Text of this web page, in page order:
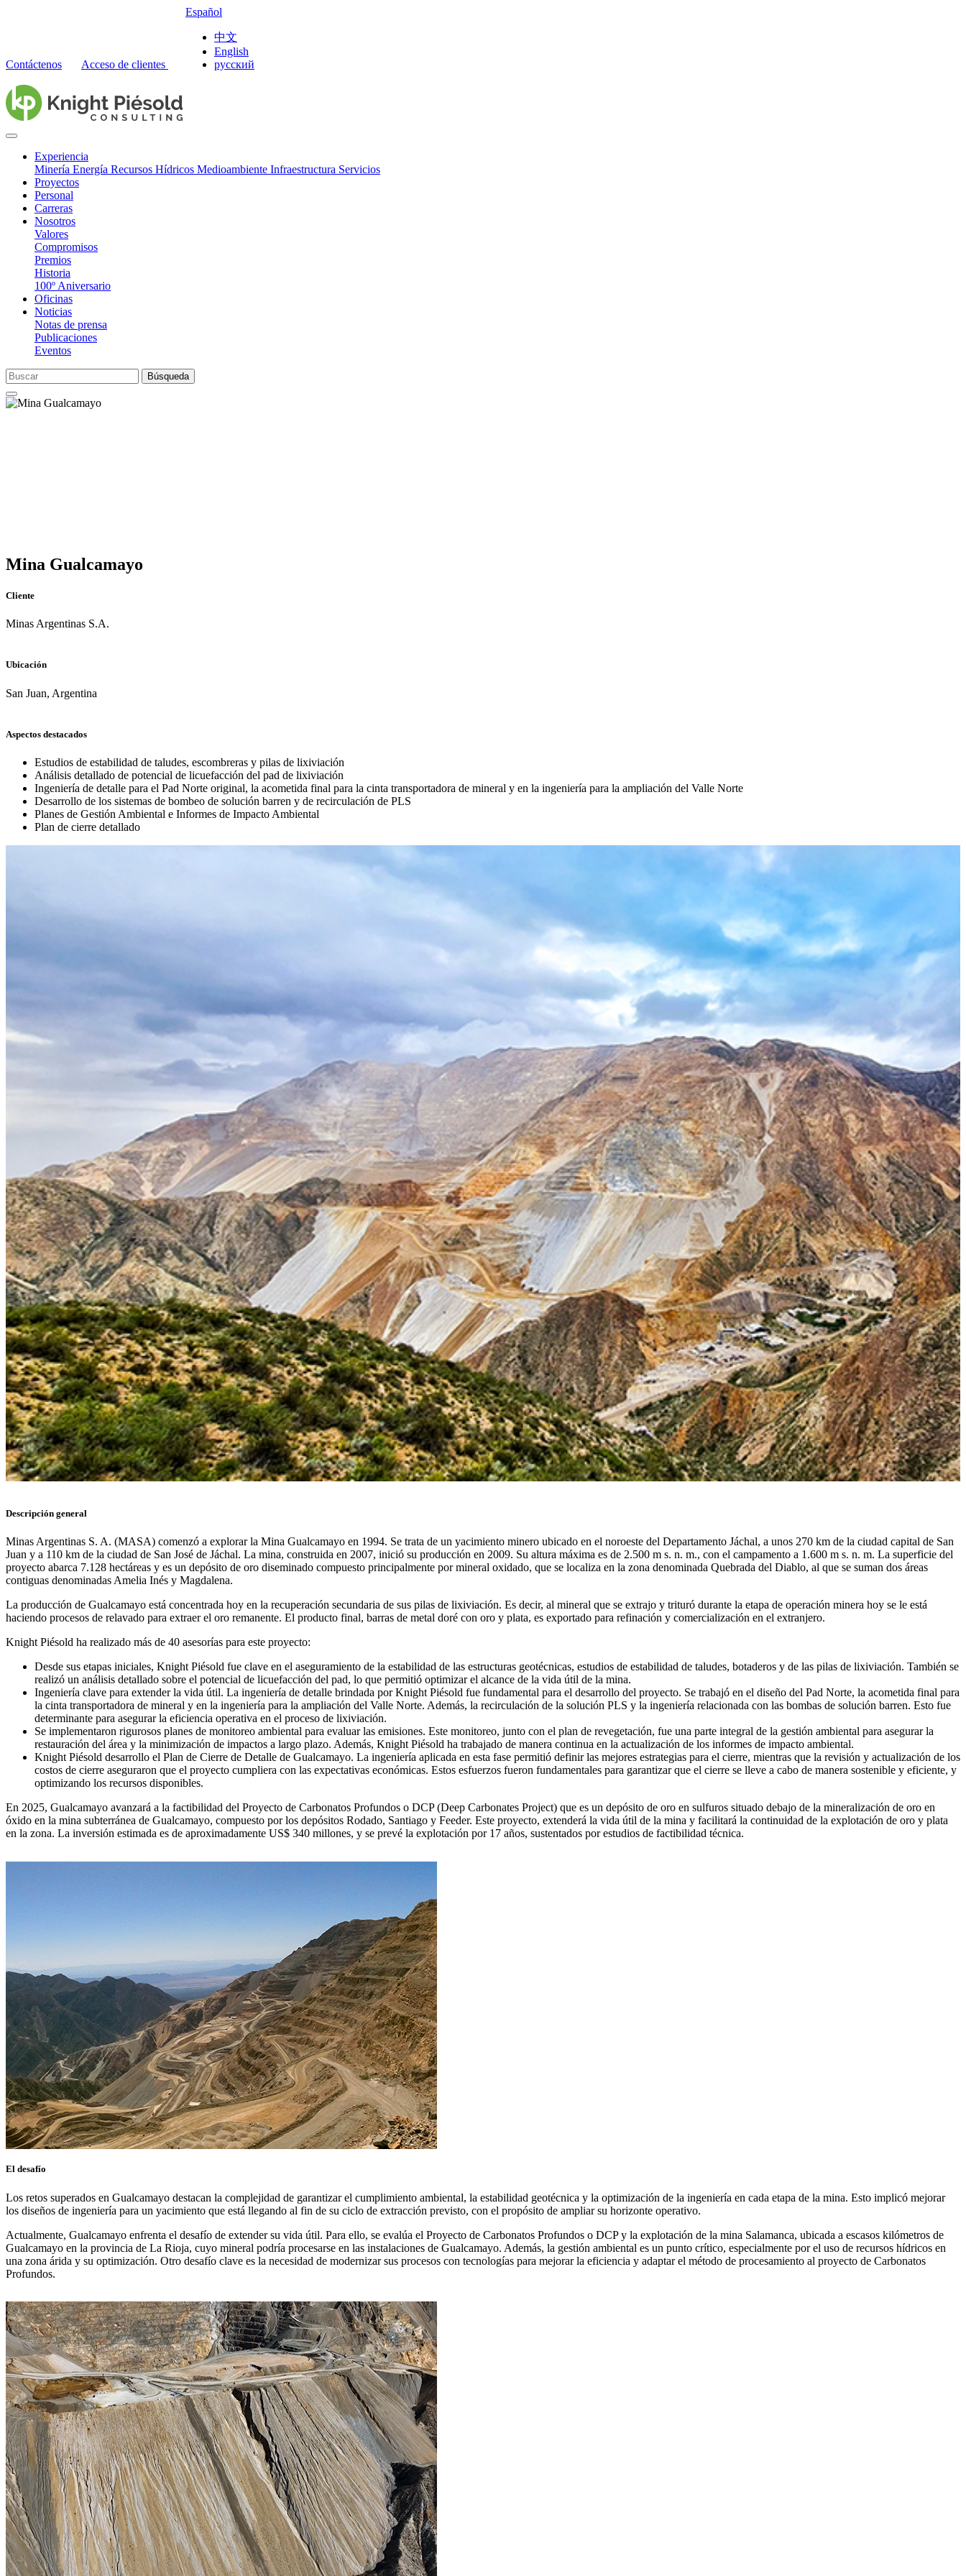
Contáctenos Acceso de clientes
Español
中文
English
русский
Experiencia
Minería Energía Recursos Hídricos Medioambiente Infraestructura Servicios
Proyectos
Personal
Carreras
Nosotros
Valores
Compromisos
Premios
Historia
100º Aniversario
Oficinas
Noticias
Notas de prensa
Publicaciones
Eventos
Búsqueda
Mina Gualcamayo
Cliente
Minas Argentinas S.A.
Ubicación
San Juan, Argentina
Aspectos destacados
Estudios de estabilidad de taludes, escombreras y pilas de lixiviación
Análisis detallado de potencial de licuefacción del pad de lixiviación
Ingeniería de detalle para el Pad Norte original, la acometida final para la cinta transportadora de mineral y en la ingeniería para la ampliación del Valle Norte
Desarrollo de los sistemas de bombeo de solución barren y de recirculación de PLS
Planes de Gestión Ambiental e Informes de Impacto Ambiental
Plan de cierre detallado
Descripción general
Minas Argentinas S. A. (MASA) comenzó a explorar la Mina Gualcamayo en 1994. Se trata de un yacimiento minero ubicado en el noroeste del Departamento Jáchal, a unos 270 km de la ciudad capital de San
Juan y a 110 km de la ciudad de San José de Jáchal. La mina, construida en 2007, inició su producción en 2009. Su altura máxima es de 2.500 m s. n. m., con el campamento a 1.600 m s. n. m. La superficie del
proyecto abarca 7.128 hectáreas y es un depósito de oro diseminado compuesto principalmente por mineral oxidado, que se localiza en la zona denominada Quebrada del Diablo, al que se suman dos áreas
contiguas denominadas Amelia Inés y Magdalena.
La producción de Gualcamayo está concentrada hoy en la recuperación secundaria de sus pilas de lixiviación. Es decir, al mineral que se extrajo y trituró durante la etapa de operación minera hoy se le está
haciendo procesos de relavado para extraer el oro remanente. El producto final, barras de metal doré con oro y plata, es exportado para refinación y comercialización en el extranjero.
Knight Piésold ha realizado más de 40 asesorías para este proyecto:
Desde sus etapas iniciales, Knight Piésold fue clave en el aseguramiento de la estabilidad de las estructuras geotécnicas, estudios de estabilidad de taludes, botaderos y de las pilas de lixiviación. También se
realizó un análisis detallado sobre el potencial de licuefacción del pad, lo que permitió optimizar el alcance de la vida útil de la mina.
Ingeniería clave para extender la vida útil. La ingeniería de detalle brindada por Knight Piésold fue fundamental para el desarrollo del proyecto. Se trabajó en el diseño del Pad Norte, la acometida final para
la cinta transportadora de mineral y en la ingeniería para la ampliación del Valle Norte. Además, la recirculación de la solución PLS y la ingeniería relacionada con las bombas de solución barren. Esto fue
determinante para asegurar la eficiencia operativa en el proceso de lixiviación.
Se implementaron rigurosos planes de monitoreo ambiental para evaluar las emisiones. Este monitoreo, junto con el plan de revegetación, fue una parte integral de la gestión ambiental para asegurar la
restauración del área y la minimización de impactos a largo plazo. Además, Knight Piésold ha trabajado de manera continua en la actualización de los informes de impacto ambiental.
Knight Piésold desarrollo el Plan de Cierre de Detalle de Gualcamayo. La ingeniería aplicada en esta fase permitió definir las mejores estrategias para el cierre, mientras que la revisión y actualización de los
costos de cierre aseguraron que el proyecto cumpliera con las expectativas económicas. Estos esfuerzos fueron fundamentales para garantizar que el cierre se lleve a cabo de manera sostenible y eficiente, y
optimizando los recursos disponibles.
En 2025, Gualcamayo avanzará a la factibilidad del Proyecto de Carbonatos Profundos o DCP (Deep Carbonates Project) que es un depósito de oro en sulfuros situado debajo de la mineralización de oro en
óxido en la mina subterránea de Gualcamayo, compuesto por los depósitos Rodado, Santiago y Feeder. Este proyecto, extenderá la vida útil de la mina y facilitará la continuidad de la explotación de oro y plata
en la zona. La inversión estimada es de aproximadamente US$ 340 millones, y se prevé la explotación por 17 años, sustentados por estudios de factibilidad técnica.
El desafío
Los retos superados en Gualcamayo destacan la complejidad de garantizar el cumplimiento ambiental, la estabilidad geotécnica y la optimización de la ingeniería en cada etapa de la mina. Esto implicó mejorar
los diseños de ingeniería para un yacimiento que está llegando al fin de su ciclo de extracción previsto, con el propósito de ampliar su horizonte operativo.
Actualmente, Gualcamayo enfrenta el desafío de extender su vida útil. Para ello, se evalúa el Proyecto de Carbonatos Profundos o DCP y la explotación de la mina Salamanca, ubicada a escasos kilómetros de
Gualcamayo en la provincia de La Rioja, cuyo mineral podría procesarse en las instalaciones de Gualcamayo. Además, la gestión ambiental es un punto crítico, especialmente por el uso de recursos hídricos en
una zona árida y su optimización. Otro desafío clave es la necesidad de modernizar sus procesos con tecnologías para mejorar la eficiencia y adaptar el método de procesamiento al proyecto de Carbonatos
Profundos.